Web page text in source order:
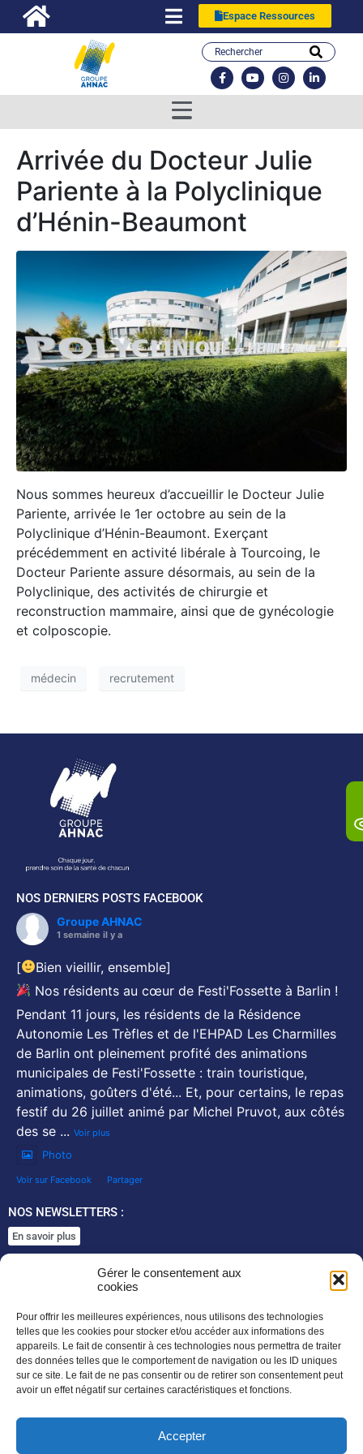
Gérer le consentement aux
cookies
Pour offrir les meilleures expériences, nous utilisons des technologies
telles que les cookies pour stocker et/ou accéder aux informations des
appareils. Le fait de consentir à ces technologies nous permettra de traiter
des données telles que le comportement de navigation ou les ID uniques
sur ce site. Le fait de ne pas consentir ou de retirer son consentement peut
avoir un effet négatif sur certaines caractéristiques et fonctions.
Accepter
Espace Ressources
Arrivée du Docteur Julie
Pariente à la Polyclinique
d’Hénin-Beaumont
Nous sommes heureux d’accueillir le Docteur Julie
Pariente, arrivée le 1er octobre au sein de la
Polyclinique d’Hénin-Beaumont. Exerçant
précédemment en activité libérale à Tourcoing, le
Docteur Pariente assure désormais, au sein de la
Polyclinique, des activités de chirurgie et
reconstruction mammaire, ainsi que de gynécologie
et colposcopie.
médecin recrutement
NOS DERNIERS POSTS FACEBOOK
Groupe AHNAC
1 semaine il y a
[
Bien vieillir, ensemble]
Nos résidents au cœur de Festi'Fossette à Barlin !
Pendant 11 jours, les résidents de la Résidence
Autonomie Les Trèfles et de l'EHPAD Les Charmilles
de Barlin ont pleinement profité des animations
municipales de Festi'Fossette : train touristique,
animations, goûters d'été... Et, pour certains, le repas
festif du 26 juillet animé par Michel Pruvot, aux côtés
des se ... Voir plus
Photo
Voir sur Facebook · Partager
NOS NEWSLETTERS :
En savoir plus